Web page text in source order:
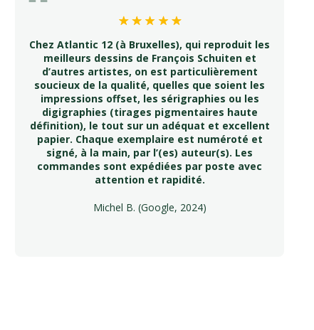
Chez Atlantic 12 (à Bruxelles), qui reproduit les
meilleurs dessins de François Schuiten et
d’autres artistes, on est particulièrement
soucieux de la qualité, quelles que soient les
impressions offset, les sérigraphies ou les
digigraphies (tirages pigmentaires haute
définition), le tout sur un adéquat et excellent
papier. Chaque exemplaire est numéroté et
signé, à la main, par l’(es) auteur(s). Les
commandes sont expédiées par poste avec
attention et rapidité.
Michel B. (Google, 2024)